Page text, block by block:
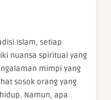
Islam, setiap
nuansa spiritual yang
mimpi yang
sosok orang yang
Namun, apa